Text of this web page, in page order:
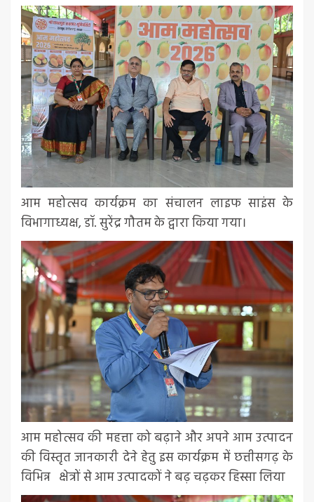
आम महोत्सव कार्यक्रम का संचालन लाइफ साइंस के
विभागाध्यक्ष, डॉ. सुरेंद्र गौतम के द्वारा किया गया।
आम महोत्सव की महत्ता को बढ़ाने और अपने आम उत्पादन
की विस्तृत जानकारी देने हेतु इस कार्यक्रम में छत्तीसगढ़ के
विभिन्न क्षेत्रों से आम उत्पादकों ने बढ़ चढ़कर हिस्सा लिया